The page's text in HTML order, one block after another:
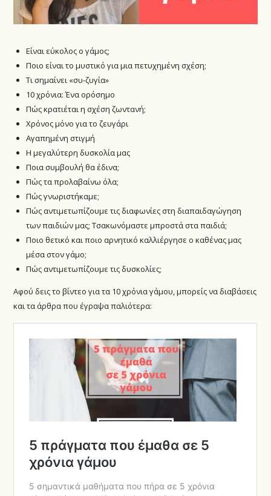
Είναι εύκολος ο γάμος;
Ποιο είναι το μυστικό για μια πετυχημένη σχέση;
Τι σημαίνει «συ-ζυγία»
10 χρόνια: Ένα ορόσημο
Πώς κρατιέται η σχέση ζωντανή;
Χρόνος μόνο για το ζευγάρι
Αγαπημένη στιγμή
Η μεγαλύτερη δυσκολία μας
Ποια συμβουλή θα έδινα;
Πώς τα προλαβαίνω όλα;
Πώς γνωριστήκαμε;
Πώς αντιμετωπίζουμε τις διαφωνίες στη διαπαιδαγώγηση
των παιδιών μας; Τσακωνόμαστε μπροστά στα παιδιά;
Ποιο θετικό και ποιο αρνητικό καλλιέργησε ο καθένας μας
μέσα στον γάμο;
Πώς αντιμετωπίζουμε τις δυσκολίες;
Αφού δεις το βίντεο για τα 10 χρόνια γάμου, μπορείς να διαβάσεις
και τα άρθρα που έγραψα παλιότερα: